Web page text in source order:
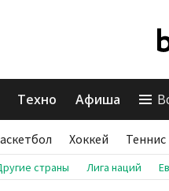
Техно Афиша
Хоккей Теннис
страны Лига наций